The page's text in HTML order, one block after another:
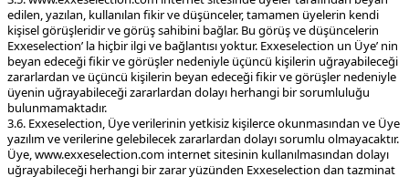
edilen, yazılan, kullanılan fikir ve düşünceler, tamamen üyelerin kendi
kişisel görüşleridir ve görüş sahibini bağlar. Bu görüş ve düşüncelerin
Exxeselection’ la hiçbir ilgi ve bağlantısı yoktur. Exxeselection un Üye’ nin
beyan edeceği fikir ve görüşler nedeniyle üçüncü kişilerin uğrayabileceği
zararlardan ve üçüncü kişilerin beyan edeceği fikir ve görüşler nedeniyle
üyenin uğrayabileceği zararlardan dolayı herhangi bir sorumluluğu
bulunmamaktadır.
3.6. Exxeselection, Üye verilerinin yetkisiz kişilerce okunmasından ve Üye
yazılım ve verilerine gelebilecek zararlardan dolayı sorumlu olmayacaktır.
Üye, www.exxeselection.com internet sitesinin kullanılmasından dolayı
uğrayabileceği herhangi bir zarar yüzünden Exxeselection dan tazminat